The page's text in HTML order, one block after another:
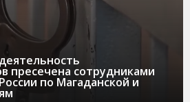
пресечена сотрудниками
по Магаданской и